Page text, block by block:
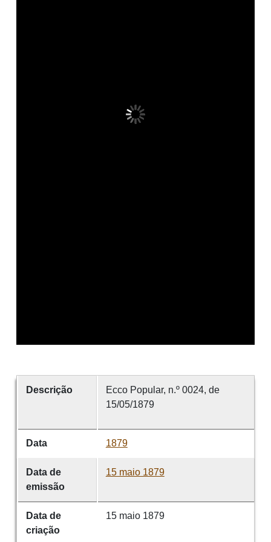
Descrição
Ecco Popular, n.º 0024, de
15/05/1879
Data 1879
Data de
emissão
15 maio 1879
Data de
criação
15 maio 1879